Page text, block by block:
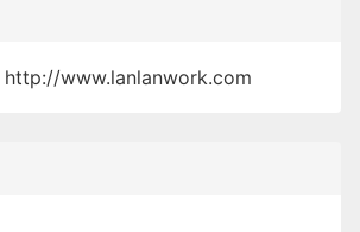
http://www.lanlanwork.com